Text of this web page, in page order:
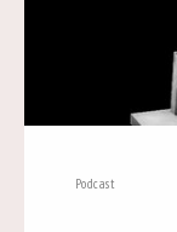
Podcast